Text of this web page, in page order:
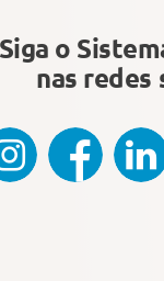
Siga o
nas redes